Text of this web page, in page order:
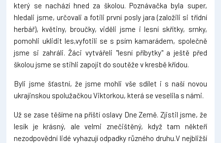
který se nachází hned za školou. Poznávačka byla super,
hledali jsme, určovali a fotili první posly jara (založili si třídní
herbář), květiny, broučky, viděli jsme i lesní skřítky, srnky,
pomohli uklidit les,vyfotili se s psím kamarádem, společně
jsme si zahráli. Žáci vytvářeli "lesní příbytky" a ještě před
školou jsme se stihli zapojit do soutěže v kresbě křídou.
Byli jsme šťastní, že jsme mohli vše sdílet i s naší novou
ukrajinskou spolužačkou Viktorkou, která se veselila s námi.
Už se zase těšíme na příští oslavy Dne Země. Zjistil jsme, že
lesík je krásný, ale velmi znečištěný, když tam někteří
nezodpovědní lidé vyhazují odpadky různého druhu.V nejbližší